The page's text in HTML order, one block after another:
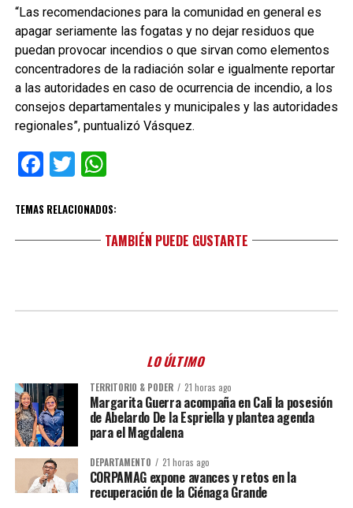
“Las recomendaciones para la comunidad en general es
apagar seriamente las fogatas y no dejar residuos que
puedan provocar incendios o que sirvan como elementos
concentradores de la radiación solar e igualmente reportar
a las autoridades en caso de ocurrencia de incendio, a los
consejos departamentales y municipales y las autoridades
regionales”, puntualizó Vásquez.
Facebook
TwitterWhatsApp
TEMAS RELACIONADOS:
TAMBIÉN PUEDE GUSTARTE
LO ÚLTIMO
TERRITORIO & PODER 21 horas ago
Margarita Guerra acompaña en Cali la posesión
de Abelardo De la Espriella y plantea agenda
para el Magdalena
DEPARTAMENTO 21 horas ago
CORPAMAG expone avances y retos en la
recuperación de la Ciénaga Grande